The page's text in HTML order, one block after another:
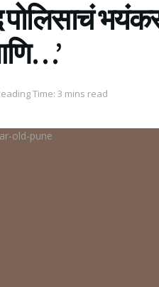
पोलिसाचं
Time: 3 mins read